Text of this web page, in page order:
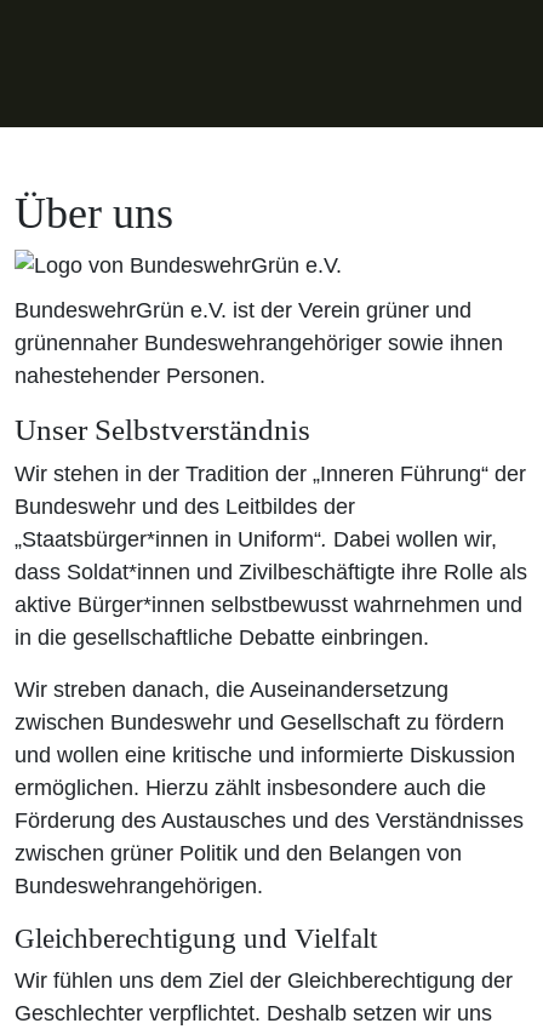
Über uns
BundeswehrGrün e.V. ist der Verein grüner und
grünennaher Bundeswehrangehöriger sowie ihnen
nahestehender Personen.
Unser Selbstverständnis
Wir stehen in der Tradition der „Inneren Führung“ der
Bundeswehr und des Leitbildes der
„Staatsbürger*innen in Uniform“. Dabei wollen wir,
dass Soldat*innen und Zivilbeschäftigte ihre Rolle als
aktive Bürger*innen selbstbewusst wahrnehmen und
in die gesellschaftliche Debatte einbringen.
Wir streben danach, die Auseinandersetzung
zwischen Bundeswehr und Gesellschaft zu fördern
und wollen eine kritische und informierte Diskussion
ermöglichen. Hierzu zählt insbesondere auch die
Förderung des Austausches und des Verständnisses
zwischen grüner Politik und den Belangen von
Bundeswehrangehörigen.
Gleichberechtigung und Vielfalt
Wir fühlen uns dem Ziel der Gleichberechtigung der
Geschlechter verpflichtet. Deshalb setzen wir uns